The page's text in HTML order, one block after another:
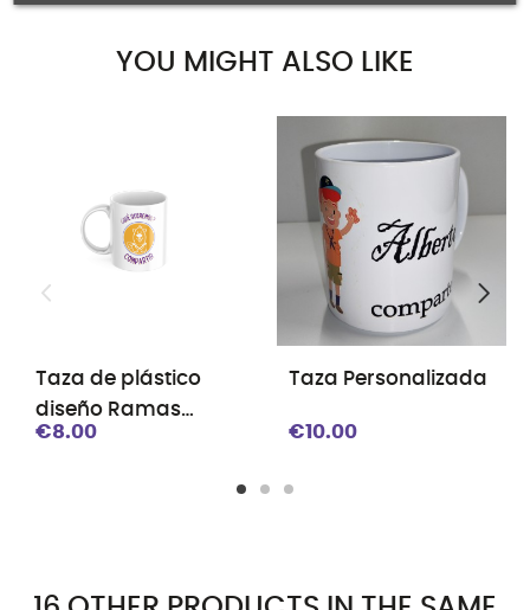
YOU MIGHT ALSO LIKE
Taza de plástico
diseño Ramas
Programa de
€8.00
Taza Personalizada
€10.00